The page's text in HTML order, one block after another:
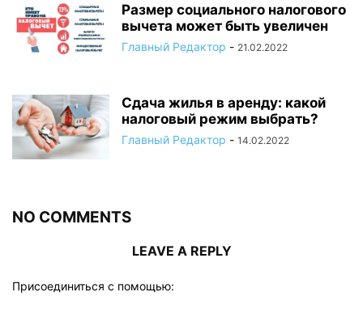
Размер социального налогового
вычета может быть увеличен
Главный Редактор - 21.02.2022
Сдача жилья в аренду: какой
налоговый режим выбрать?
Главный Редактор - 14.02.2022
NO COMMENTS
LEAVE A REPLY
Присоединиться с помощью: